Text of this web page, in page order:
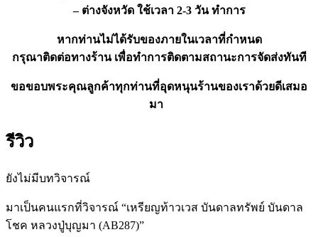
– ต่างจังหวัด ใช้เวลา 2-3 วัน ทำการ
หากท่านไม่ได้รับของภายในเวลาที่กำหนด
กรุณาติดต่อทางร้าน เพื่อทำการติดตามสถานะการจัดส่งทันที
ขอขอบพระคุณลูกค้าทุกท่านที่อุดหนุนร้านของเราด้วยดีเสมอ
มา
รีวิว
ยังไม่มีบทวิจารณ์
มาเป็นคนแรกที่วิจารณ์ “เหรียญท้าวเวส บันดาลทรัพย์ บันดาล
โชค หลวงปู่บุญมา (AB287)”